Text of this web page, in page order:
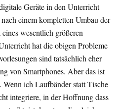
Geräte in den Unterricht
einem kompletten Umbau der
wesentlich größeren
hat die obigen Probleme
sind tatsächlich eher
von Smartphones. Aber das ist
ich Laufbänder statt Tische
integriere, in der Hoffnung dass